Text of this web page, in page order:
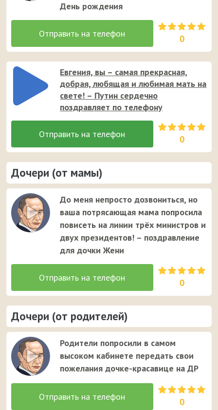
День рождения
0
Евгения, вы – самая прекрасная,
добрая, любящая и любимая мать на
свете! – Путин сердечно
поздравляет по телефону
0
Дочери (от мамы)
До меня непросто дозвониться, но
ваша потрясающая мама попросила
повисеть на линии трёх министров и
двух президентов! – поздравление
для дочки Жени
0
Дочери (от родителей)
Родители попросили в самом
высоком кабинете передать свои
пожелания дочке-красавице на ДР
0